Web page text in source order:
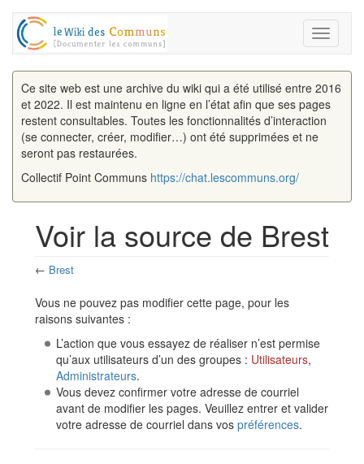
Toggle
Ce site web est une archive du wiki qui a été utilisé entre 2016
et 2022. Il est maintenu en ligne en l’état afin que ses pages
restent consultables. Toutes les fonctionnalités d’interaction
(se connecter, créer, modifier…) ont été supprimées et ne
seront pas restaurées.
Collectif Point Communs https://chat.lescommuns.org/
Voir la source de Brest
← Brest
Vous ne pouvez pas modifier cette page, pour les
raisons suivantes :
L’action que vous essayez de réaliser n’est permise
qu’aux utilisateurs d’un des groupes : Utilisateurs,
Administrateurs.
Vous devez confirmer votre adresse de courriel
avant de modifier les pages. Veuillez entrer et valider
votre adresse de courriel dans vos préférences.